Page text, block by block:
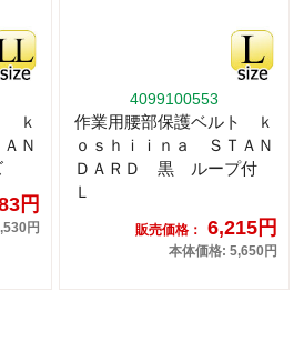
ｋ
Ｎ
円
円
4099100553
作業用腰部保護ベルト ｋ
ｏｓｈｉｉｎａ ＳＴＡＮ
ＤＡＲＤ 黒 ループ付
Ｌ
販売価格： 6,215円
本体価格: 5,650円